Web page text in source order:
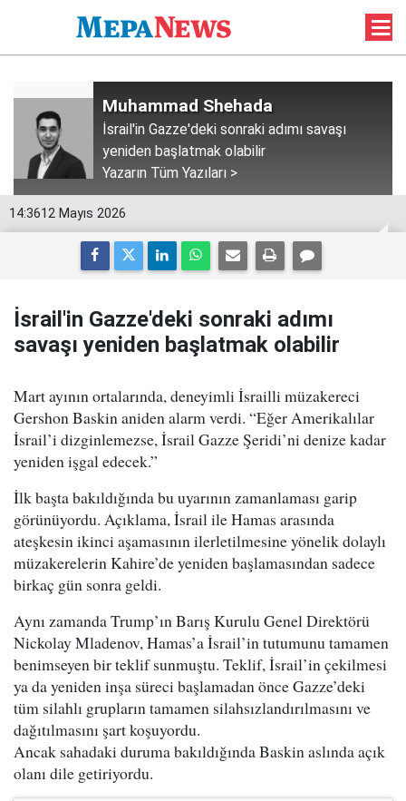
Muhammad Shehada
İsrail'in Gazze'deki sonraki adımı savaşı
yeniden başlatmak olabilir
Yazarın Tüm Yazıları >
14:3612 Mayıs 2026
İsrail'in Gazze'deki sonraki adımı
savaşı yeniden başlatmak olabilir
Mart ayının ortalarında, deneyimli İsrailli müzakereci
Gershon Baskin aniden alarm verdi. “Eğer Amerikalılar
İsrail’i dizginlemezse, İsrail Gazze Şeridi’ni denize kadar
yeniden işgal edecek.”
İlk başta bakıldığında bu uyarının zamanlaması garip
görünüyordu. Açıklama, İsrail ile Hamas arasında
ateşkesin ikinci aşamasının ilerletilmesine yönelik dolaylı
müzakerelerin Kahire’de yeniden başlamasından sadece
birkaç gün sonra geldi.
Aynı zamanda Trump’ın Barış Kurulu Genel Direktörü
Nickolay Mladenov, Hamas’a İsrail’in tutumunu tamamen
benimseyen bir teklif sunmuştu. Teklif, İsrail’in çekilmesi
ya da yeniden inşa süreci başlamadan önce Gazze’deki
tüm silahlı grupların tamamen silahsızlandırılmasını ve
dağıtılmasını şart koşuyordu.
Ancak sahadaki duruma bakıldığında Baskin aslında açık
olanı dile getiriyordu.